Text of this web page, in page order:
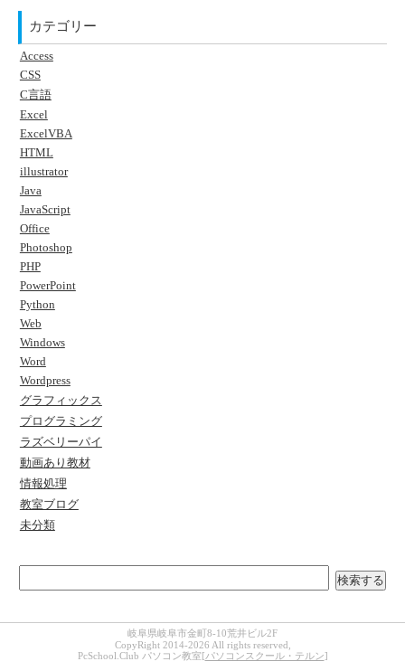
カテゴリー
Access
CSS
C言語
Excel
ExcelVBA
HTML
illustrator
Java
JavaScript
Office
Photoshop
PHP
PowerPoint
Python
Web
Windows
Word
Wordpress
グラフィックス
プログラミング
ラズベリーパイ
動画あり教材
情報処理
教室ブログ
未分類
検索する
岐阜県岐阜市金町8-10荒井ビル2F
CopyRight 2014-2026 All rights reserved,
PcSchool.Club パソコン教室[ パソコンスクール・テルン